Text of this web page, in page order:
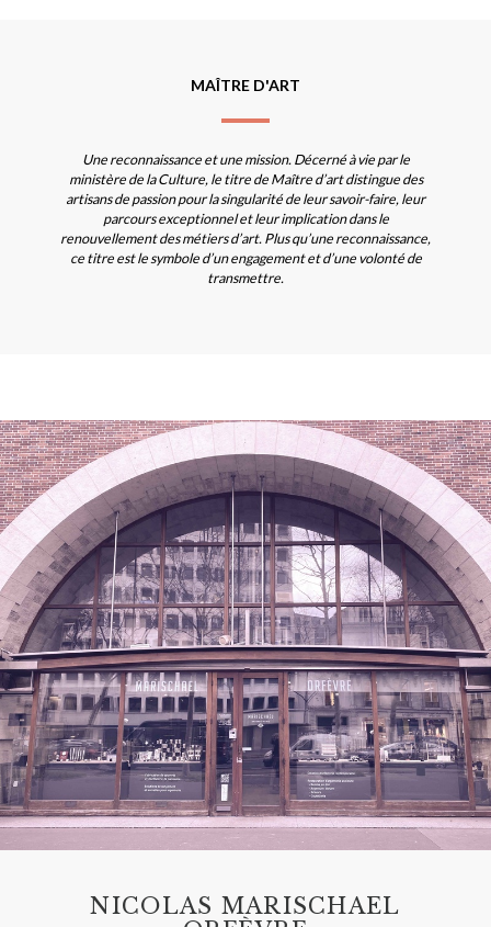
MAÎTRE D'ART
Une reconnaissance et une mission. Décerné à vie par le
ministère de la Culture, le titre de Maître d’art distingue des
artisans de passion pour la singularité de leur savoir-faire, leur
parcours exceptionnel et leur implication dans le
renouvellement des métiers d’art. Plus qu’une reconnaissance,
ce titre est le symbole d’un engagement et d’une volonté de
transmettre.
NICOLAS MARISCHAEL